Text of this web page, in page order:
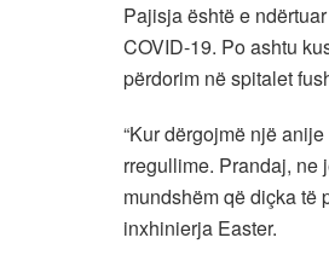
Pajisja është e
COVID-19. Po ashtu
përdorim në spitalet
“Kur dërgojmë një
rregullime. Prandaj, ne
mundshëm që diçka të
inxhinierja Easter.